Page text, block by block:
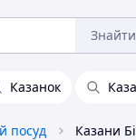
Знайти
Казанок
посуд Казани